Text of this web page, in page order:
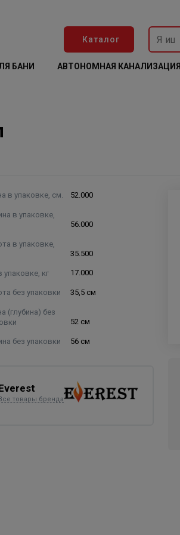
Каталог
БАНИ АВТОНОМНАЯ КАНАЛИЗАЦИЯ
в упаковке, см. 52.000
в упаковке,
56.000
в упаковке,
35.500
упаковке, кг 17.000
без упаковки 35,5 см
(глубина) без
52 см
без упаковки 56 см
товары бренда